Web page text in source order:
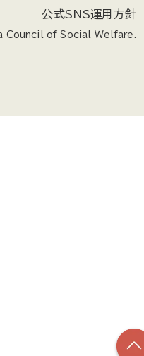
公式SNS運用方針
of Social Welfare.